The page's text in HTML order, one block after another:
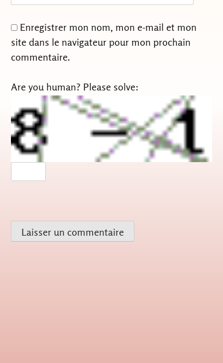
Enregistrer mon nom, mon e-mail et mon
site dans le navigateur pour mon prochain
commentaire.
Are you human? Please solve: